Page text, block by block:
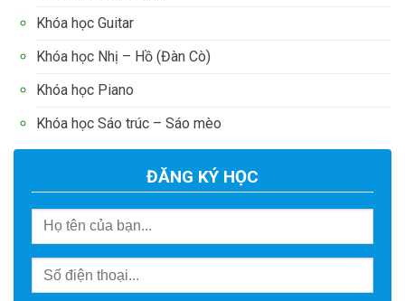
Khóa học Guitar
Khóa học Nhị – Hồ (Đàn Cò)
Khóa học Piano
Khóa học Sáo trúc – Sáo mèo
ĐĂNG KÝ HỌC